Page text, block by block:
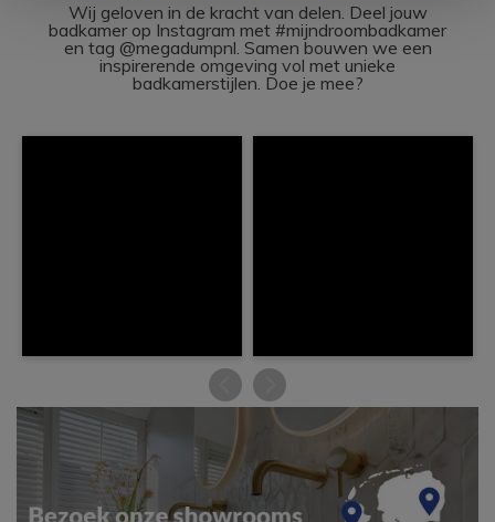
Wij geloven in de kracht van delen. Deel jouw
badkamer op Instagram met #mijndroombadkamer
en tag @megadumpnl. Samen bouwen we een
inspirerende omgeving vol met unieke
badkamerstijlen. Doe je mee?